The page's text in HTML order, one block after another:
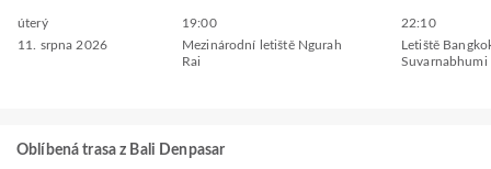
úterý
11. srpna 2026
19:00
Mezinárodní letiště Ngurah
Rai
22:10
Letiště
Suvarnabhumi
Oblíbená trasa z Bali Denpasar